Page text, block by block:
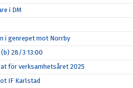
i DM
i genrepet mot Norrby
28/3 13:00
för verksamhetsåret 2025
IF Karlstad